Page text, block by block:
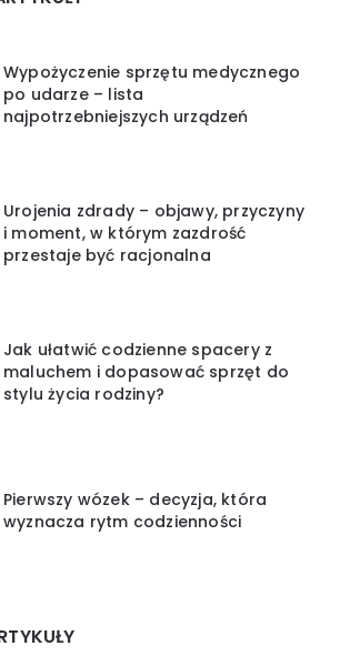
Wypożyczenie sprzętu medycznego
po udarze – lista
najpotrzebniejszych urządzeń
Urojenia zdrady – objawy, przyczyny
i moment, w którym zazdrość
przestaje być racjonalna
Jak ułatwić codzienne spacery z
maluchem i dopasować sprzęt do
stylu życia rodziny?
Pierwszy wózek – decyzja, która
wyznacza rytm codzienności